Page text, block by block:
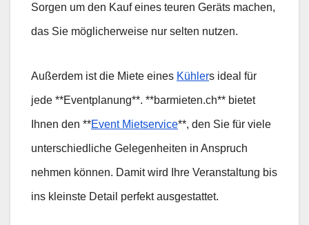
Sorgen um den Kauf eines teuren Geräts machen,
das Sie möglicherweise nur selten nutzen.
Außerdem ist die Miete eines Kühlers ideal für
jede **Eventplanung**. **barmieten.ch** bietet
Ihnen den **Event Mietservice**, den Sie für viele
unterschiedliche Gelegenheiten in Anspruch
nehmen können. Damit wird Ihre Veranstaltung bis
ins kleinste Detail perfekt ausgestattet.